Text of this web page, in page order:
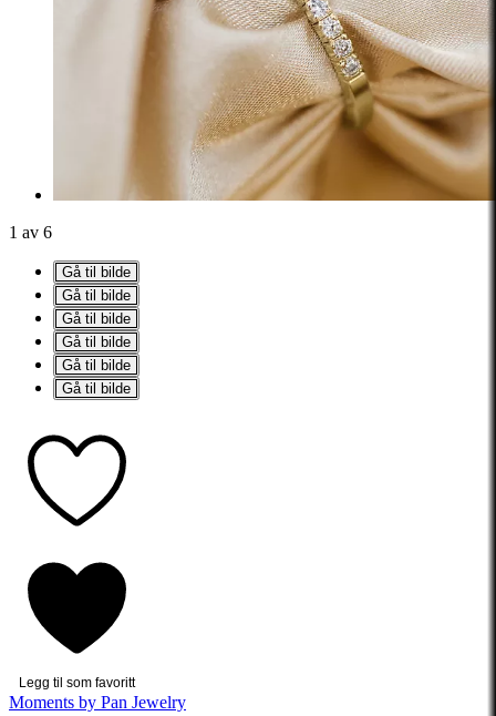
1 av 6
Gå til bilde
Gå til bilde
Gå til bilde
Gå til bilde
Gå til bilde
Gå til bilde
Legg til som favoritt
Moments by Pan Jewelry